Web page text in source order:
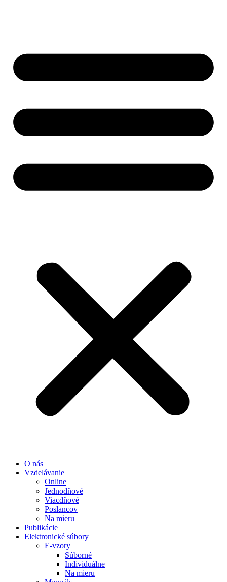
O nás
Vzdelávanie
Online
Jednodňové
Viacdňové
Poslancov
Na mieru
Publikácie
Elektronické súbory
E-vzory
Súborné
Individuálne
Na mieru